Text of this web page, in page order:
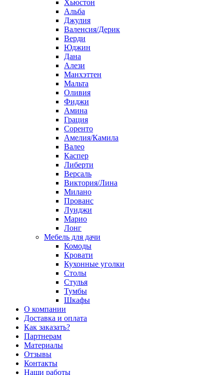
Хьюстон
Альба
Джулия
Валенсия/Дерик
Верди
Юджин
Дана
Алези
Манхэттен
Мальта
Оливия
Фиджи
Амина
Грация
Соренто
Амелия/Камила
Валео
Каспер
Либерти
Версаль
Виктория/Лина
Милано
Прованс
Луиджи
Марио
Лонг
Мебель для дачи
Комоды
Кровати
Кухонные уголки
Столы
Стулья
Тумбы
Шкафы
О компании
Доставка и оплата
Как заказать?
Партнерам
Материалы
Отзывы
Контакты
Наши работы